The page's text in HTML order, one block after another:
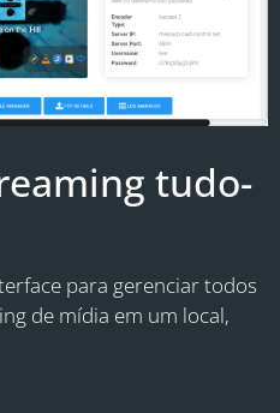
tudo-
para gerenciar todos
de mídia em um local,